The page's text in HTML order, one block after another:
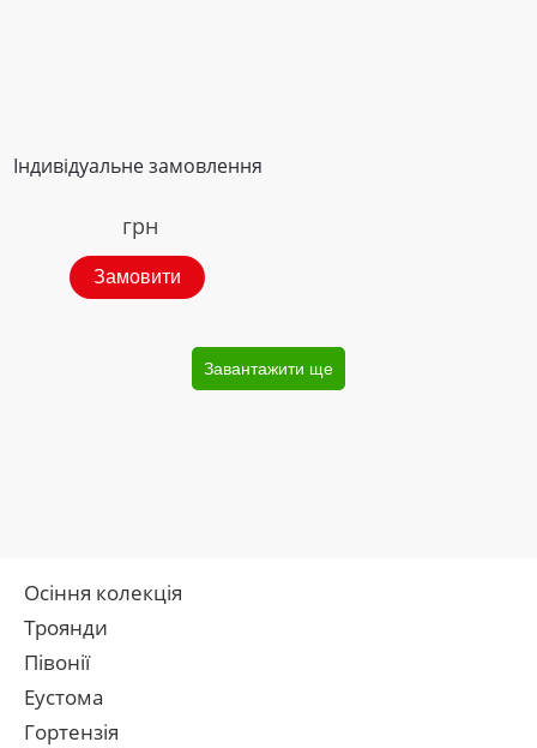
Індивідуальне замовлення
грн
Замовити
Завантажити ще
Осіння колекція
Троянди
Півонії
Еустома
Гортензія